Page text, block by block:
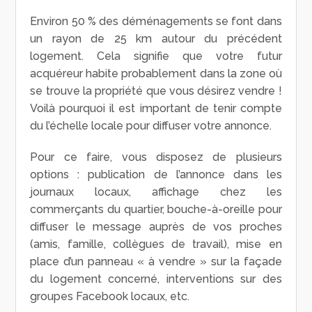
Environ 50 % des déménagements se font dans
un rayon de 25 km autour du précédent
logement. Cela signifie que votre futur
acquéreur habite probablement dans la zone où
se trouve la propriété que vous désirez vendre !
Voilà pourquoi il est important de tenir compte
du l’échelle locale pour diffuser votre annonce.
Pour ce faire, vous disposez de plusieurs
options : publication de l’annonce dans les
journaux locaux, affichage chez les
commerçants du quartier, bouche-à-oreille pour
diffuser le message auprès de vos proches
(amis, famille, collègues de travail), mise en
place d’un panneau « à vendre » sur la façade
du logement concerné, interventions sur des
groupes Facebook locaux, etc.